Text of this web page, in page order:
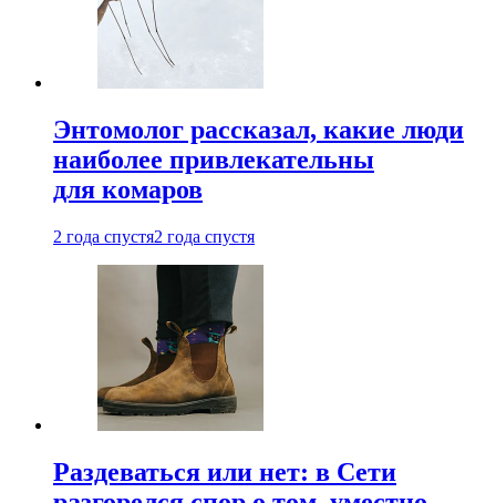
Энтомолог рассказал, какие люди
наиболее привлекательны
для комаров
2 года спустя2 года спустя
Раздеваться или нет: в Сети